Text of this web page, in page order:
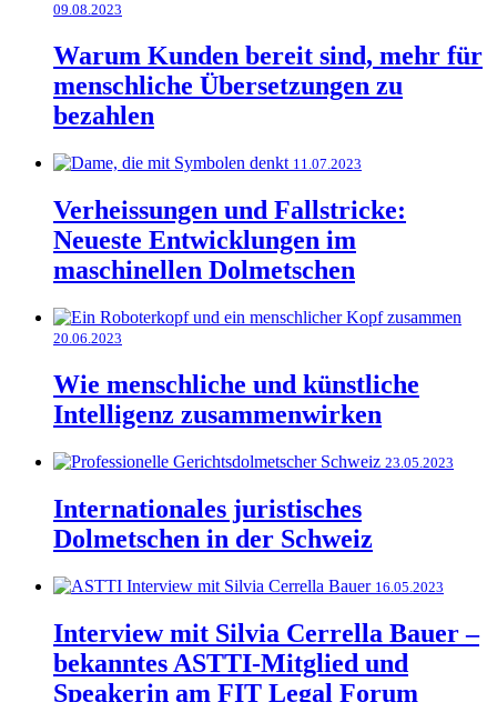
09.08.2023
Warum Kunden bereit sind, mehr für
menschliche Übersetzungen zu
bezahlen
11.07.2023
Verheissungen und Fallstricke:
Neueste Entwicklungen im
maschinellen Dolmetschen
20.06.2023
Wie menschliche und künstliche
Intelligenz zusammenwirken
23.05.2023
Internationales juristisches
Dolmetschen in der Schweiz
16.05.2023
Interview mit Silvia Cerrella Bauer –
bekanntes ASTTI-Mitglied und
Speakerin am FIT Legal Forum